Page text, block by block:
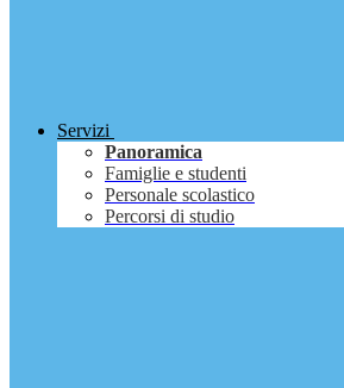
Servizi
Panoramica
Famiglie e studenti
Personale scolastico
Percorsi di studio